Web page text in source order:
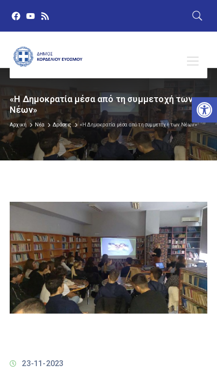
«Η Δημοκρατία μέσα από τη συμμετοχή των
Νέων»
Αρχική Νέα Δράσεις «Η Δημοκρατία μέσα από τη συμμετοχή των Νέων»
23-11-2023